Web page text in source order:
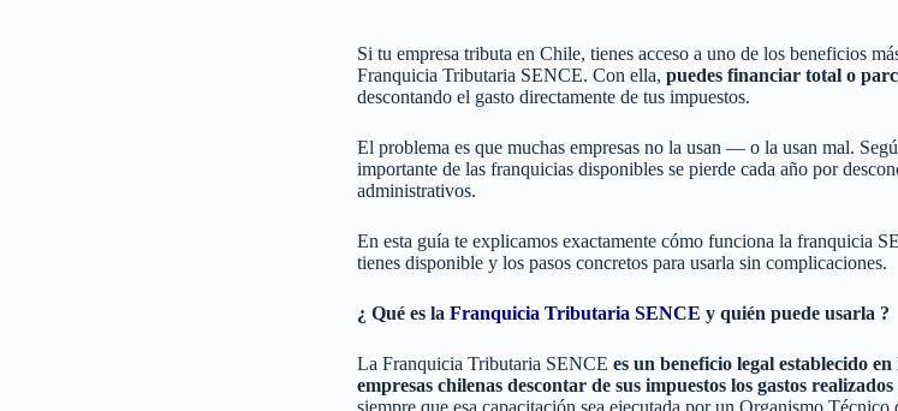
Si tu empresa tributa en Chile, tienes acceso a uno de los beneficios
Franquicia Tributaria SENCE. Con ella, puedes financiar total o
descontando el gasto directamente de tus impuestos.
El problema es que muchas empresas no la usan — o la usan mal.
importante de las franquicias disponibles se pierde cada año por
administrativos.
En esta guía te explicamos exactamente cómo funciona la franquicia
tienes disponible y los pasos concretos para usarla sin complicaciones.
¿ Qué es la Franquicia Tributaria SENCE y quién puede usarla ?
La Franquicia Tributaria SENCE es un beneficio legal establecido
empresas chilenas descontar de sus impuestos los gastos
siempre que esa capacitación sea ejecutada por un Organismo